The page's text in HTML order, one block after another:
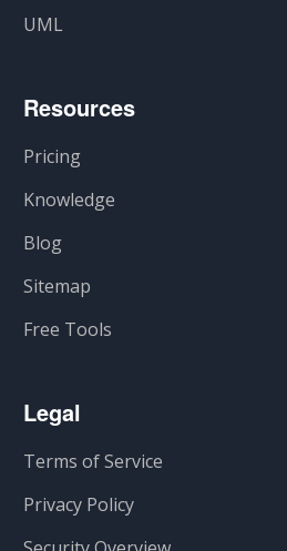
UML
Resources
Pricing
Knowledge
Blog
Sitemap
Free Tools
Legal
Terms of Service
Privacy Policy